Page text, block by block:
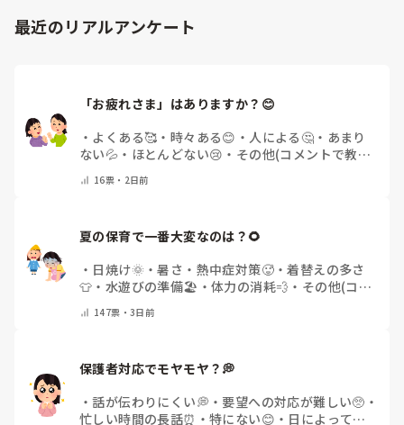
最近のリアルアンケート
「お疲れさま」はありますか？😊
・ よくある🥰 ・ 時々ある😊 ・ 人による🤔 ・ あまり
ない💦 ・ ほとんどない😢 ・ その他(コメントで教え
16票・ 2日前
夏の保育で一番大変なのは？🌻
・ 日焼け🌞 ・暑さ・熱中症対策🥵・着替えの多さ
👕 ・ 水遊びの準備🏖️ ・ 体力の消耗💨 ・ その他(コメ
147票・3日前
保護者対応でモヤモヤ？💭
・話が伝わりにくい💭 ・ 要望への対応が難しい🥺 ・
忙しい時間の長話⏰ ・ 特にない😊 ・ 日によって違